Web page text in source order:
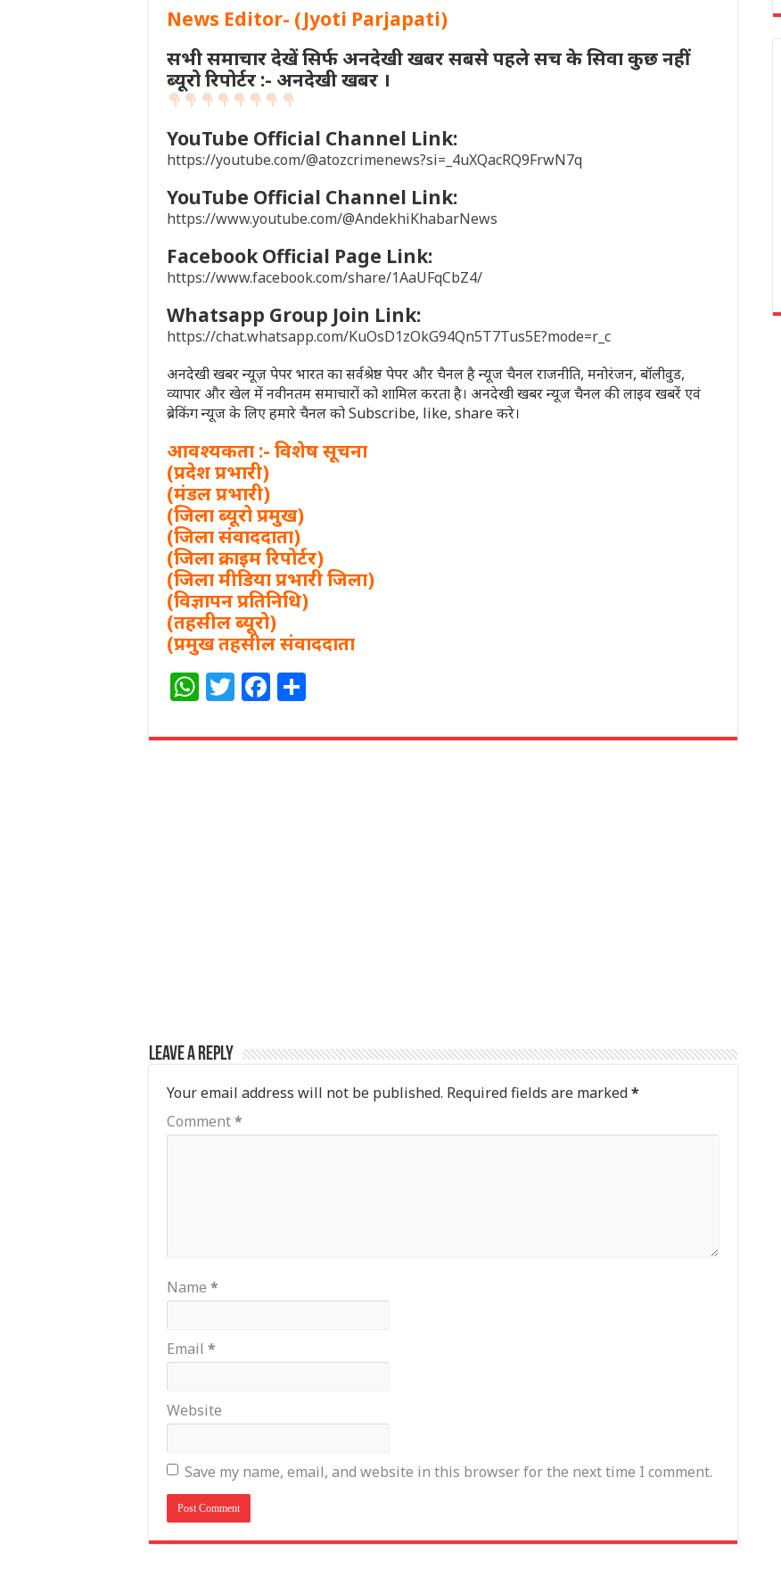
News Editor- (Jyoti Parjapati)
सभी समाचार देखें सिर्फ अनदेखी खबर सबसे पहले सच के सिवा कुछ नहीं
ब्यूरो रिपोर्टर :- अनदेखी खबर ।
YouTube Official Channel Link:
https://youtube.com/@atozcrimenews?si=_4uXQacRQ9FrwN7q
YouTube Official Channel Link:
https://www.youtube.com/@AndekhiKhabarNews
Facebook Official Page Link:
https://www.facebook.com/share/1AaUFqCbZ4/
Whatsapp Group Join Link:
https://chat.whatsapp.com/KuOsD1zOkG94Qn5T7Tus5E?mode=r_c
अनदेखी खबर न्यूज़ पेपर भारत का सर्वश्रेष्ठ पेपर और चैनल है न्यूज चैनल राजनीति, मनोरंजन, बॉलीवुड,
व्यापार और खेल में नवीनतम समाचारों को शामिल करता है। अनदेखी खबर न्यूज चैनल की लाइव खबरें एवं
ब्रेकिंग न्यूज के लिए हमारे चैनल को Subscribe, like, share करे।
आवश्यकता :- विशेष सूचना
(प्रदेश प्रभारी)
(मंडल प्रभारी)
(जिला ब्यूरो प्रमुख)
(जिला संवाददाता)
(जिला क्राइम रिपोर्टर)
(जिला मीडिया प्रभारी जिला)
(विज्ञापन प्रतिनिधि)
(तहसील ब्यूरो)
(प्रमुख तहसील संवाददाता
W
at
T
itt
F
c ar
Leave a Reply
Your email address will not be published. Required fields are marked*
Comment*
Name *
Email *
Website
Save my name, email, and website in this browser for the next time I comment.